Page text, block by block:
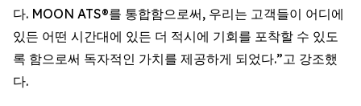
다. MOON ATS®를 통합함으로써, 우리는 고객들이 어디에
있든 어떤 시간대에 있든 더 적시에 기회를 포착할 수 있도
록 함으로써 독자적인 가치를 제공하게 되었다.”고 강조했
다.